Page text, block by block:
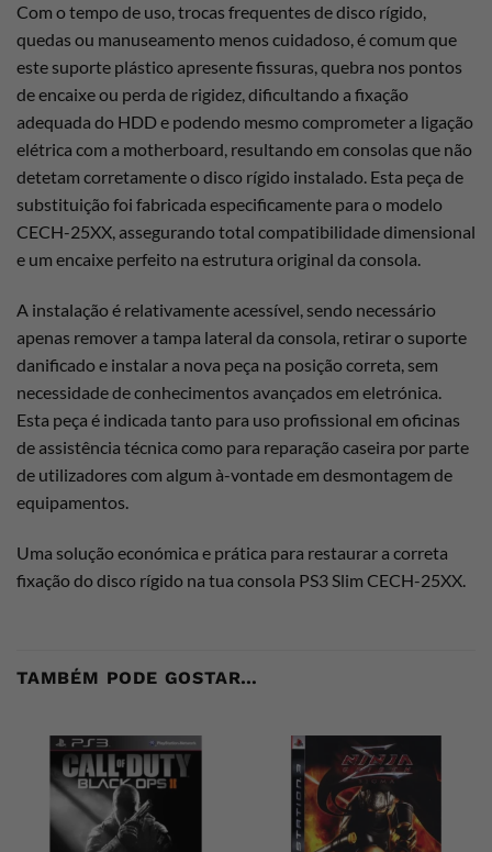
Com o tempo de uso, trocas frequentes de disco rígido,
quedas ou manuseamento menos cuidadoso, é comum que
este suporte plástico apresente fissuras, quebra nos pontos
de encaixe ou perda de rigidez, dificultando a fixação
adequada do HDD e podendo mesmo comprometer a ligação
elétrica com a motherboard, resultando em consolas que não
detetam corretamente o disco rígido instalado. Esta peça de
substituição foi fabricada especificamente para o modelo
CECH-25XX, assegurando total compatibilidade dimensional
e um encaixe perfeito na estrutura original da consola.
A instalação é relativamente acessível, sendo necessário
apenas remover a tampa lateral da consola, retirar o suporte
danificado e instalar a nova peça na posição correta, sem
necessidade de conhecimentos avançados em eletrónica.
Esta peça é indicada tanto para uso profissional em oficinas
de assistência técnica como para reparação caseira por parte
de utilizadores com algum à-vontade em desmontagem de
equipamentos.
Uma solução económica e prática para restaurar a correta
fixação do disco rígido na tua consola PS3 Slim CECH-25XX.
TAMBÉM PODE GOSTAR…